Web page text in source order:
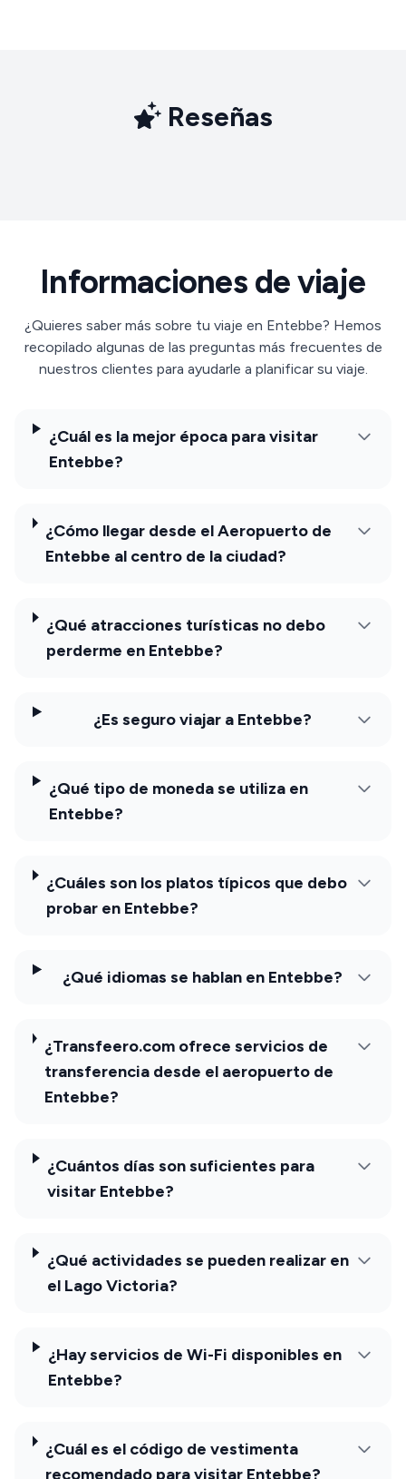
Reseñas
Informaciones de viaje
¿Quieres saber más sobre tu viaje en Entebbe? Hemos
recopilado algunas de las preguntas más frecuentes de
nuestros clientes para ayudarle a planificar su viaje.
¿Cuál es la mejor época para visitar
Entebbe?
¿Cómo llegar desde el Aeropuerto de
Entebbe al centro de la ciudad?
¿Qué atracciones turísticas no debo
perderme en Entebbe?
¿Es seguro viajar a Entebbe?
¿Qué tipo de moneda se utiliza en
Entebbe?
¿Cuáles son los platos típicos que debo
probar en Entebbe?
¿Qué idiomas se hablan en Entebbe?
¿Transfeero.com ofrece servicios de
transferencia desde el aeropuerto de
Entebbe?
¿Cuántos días son suficientes para
visitar Entebbe?
¿Qué actividades se pueden realizar en
el Lago Victoria?
¿Hay servicios de Wi-Fi disponibles en
Entebbe?
¿Cuál es el código de vestimenta
recomendado para visitar Entebbe?